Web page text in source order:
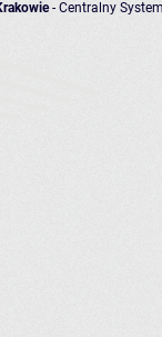
- Centralny